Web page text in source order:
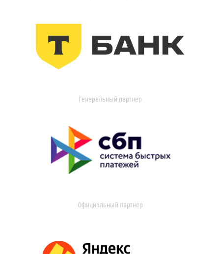
Генеральный партнер
Официальный партнер